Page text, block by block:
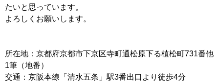
たいと思っています。
よろしくお願いします。
所在地：京都府京都市下京区寺町通松原下る植松町731番他
1筆（地番）
交通：京阪本線「清水五条」駅3番出口より徒歩4分